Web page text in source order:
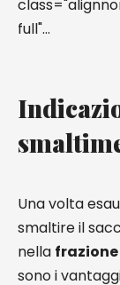
full"…
Una volta
smaltire il
nella
sono i